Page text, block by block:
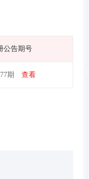
公告期号
期 查看